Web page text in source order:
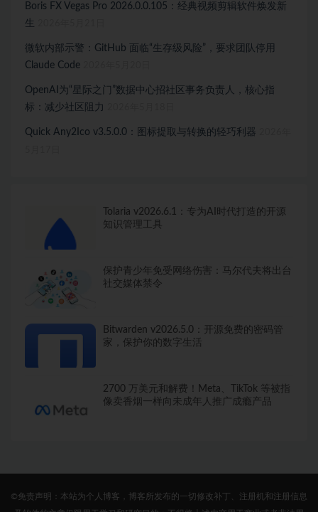
Boris FX Vegas Pro 2026.0.0.105：经典视频剪辑软件焕发新
生
微软内部示警：GitHub 面临“生存级风险”，要求团队停用
Claude Code
OpenAI为“星际之门”数据中心招社区事务负责人，核心指
标：减少社区阻力
Quick Any2Ico v3.5.0.0：图标提取与转换的轻巧利器
Tolaria v2026.6.1：专为AI时代打造的开源
知识管理工具
保护青少年免受网络伤害：马尔代夫将出台
社交媒体禁令
Bitwarden v2026.5.0：开源免费的密码管
家，保护你的数字生活
2700 万美元和解费！Meta、TikTok 等被指
像卖香烟一样向未成年人推广成瘾产品
©免责声明：本站为个人博客，博客所发布的一切修改补丁、注册机和注册信息